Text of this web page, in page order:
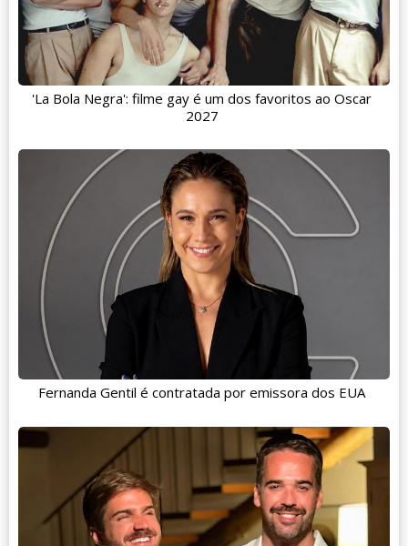
'La Bola Negra': filme gay é um dos favoritos ao Oscar
2027
Fernanda Gentil é contratada por emissora dos EUA